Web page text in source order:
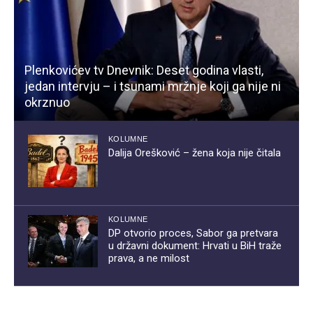
Plenkovićev tv Dnevnik: Deset godina vlasti,
jedan intervju – i tsunami mržnje koji ga nije ni
okrznuo
KOLUMNE
Dalija Orešković – žena koja nije čitala
KOLUMNE
DP otvorio proces, Sabor ga pretvara
u državni dokument: Hrvati u BiH traže
prava, a ne milost